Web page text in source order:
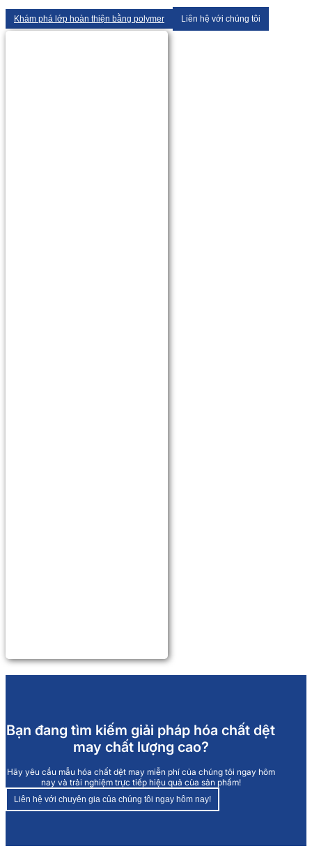
Khám phá lớp hoàn thiện bằng polymer Liên hệ với chúng tôi
Bạn đang tìm kiếm giải pháp hóa chất dệt
may chất lượng cao?
Hãy yêu cầu mẫu hóa chất dệt may miễn phí của chúng tôi ngay hôm
nay và trải nghiệm trực tiếp hiệu quả của sản phẩm!
Liên hệ với chuyên gia của chúng tôi ngay hôm nay!